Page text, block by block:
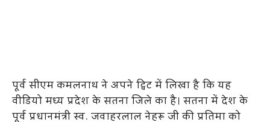
पूर्व सीएम कमलनाथ ने अपने ट्विट में लिखा है कि यह
वीडियो मध्य प्रदेश के सतना जिले का है। सतना में देश के
पूर्व प्रधानमंत्री स्व. जवाहरलाल नेहरू जी की प्रतिमा को